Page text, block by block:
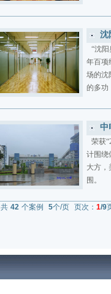
沈
“沈
年百
场的沈
的多功
中
荣获
计围绕
大方，
围。
共 42个案例 5个/页 页次： 1/9